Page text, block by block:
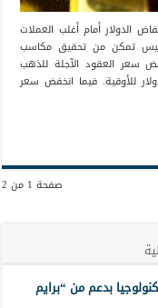
الدولار أمام أغلب العملات
تمكن من تحقيق مكاسب
سعر العقود الآجلة للذهب
ديسمبر بأقل من 0.1 بالمائة إلى 1508.50 دولار للأوقية. فيما انخفض سعر
صفحة 1 من 2
بدعم من “برايم